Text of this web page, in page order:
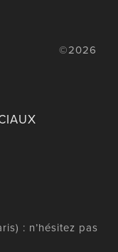
©2026
: n’hésitez pas